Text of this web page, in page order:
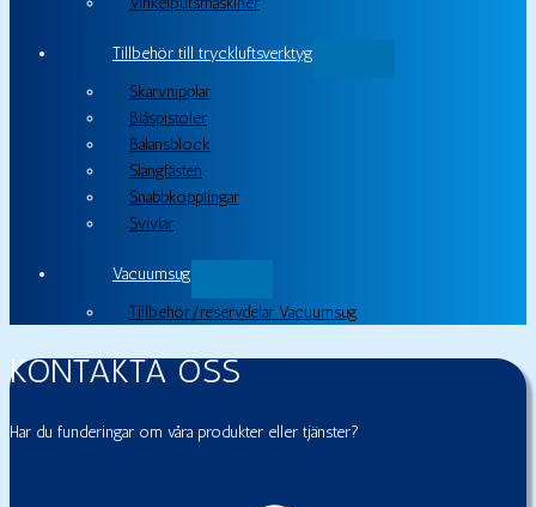
Tillbehör till tryckluftsverktyg
Skarvnipplar
Blåspistoler
Balansblock
Slangfästen
Snabbkopplingar
Svivlar
Vacuumsug
Tillbehör/reservdelar Vacuumsug
KONTAKTA OSS
Har du funderingar om våra produkter eller tjänster?